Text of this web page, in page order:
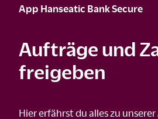
App Hanseatic Bank Secure
Aufträge und
freigeben
Hier erfährst du alles zu